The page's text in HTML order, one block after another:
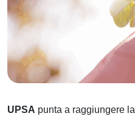
UPSA punta a raggiungere la